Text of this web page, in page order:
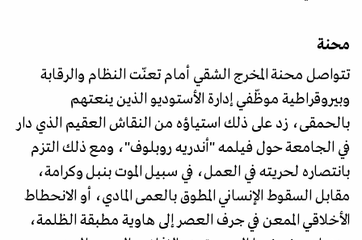
محنة
تتواصل محنة المخرج الشقي أمام تعنّت النظام والرقابة
وبيروقراطية موظّفي إدارة الأستوديو الذين ينعتهم
بالحمقى، زد على ذلك استياؤه من النقاش العقيم الذي دار
في الجامعة حول فيلمه "أندريه روبلوف"، ومع ذلك التزم
بانتصاره لحريته في العمل، في سبيل الموت بنبل وكرامة،
مقابل السقوط الإنساني المطوق بالعمى المادي، أو الانحطاط
الأخلاقي الممعن في جرف العصر إلى هاوية مطبقة الظلمة،